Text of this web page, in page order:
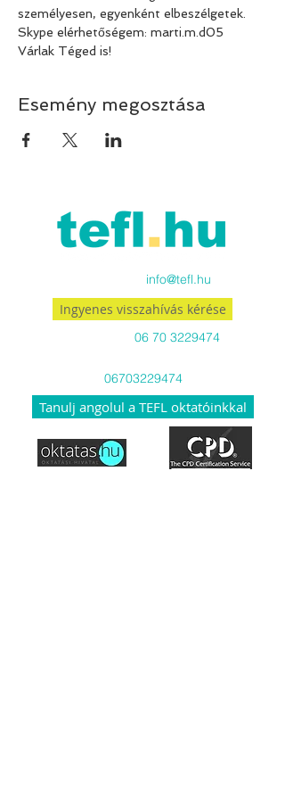
személyesen, egyenként elbeszélgetek.
Skype elérhetőségem: marti.m.d05
Várlak Téged is!
Esemény megosztása
info@tefl.hu
Ingyenes visszahívás kérése
06 70 3229474
06703229474
Tanulj angolul a TEFL oktatóinkkal